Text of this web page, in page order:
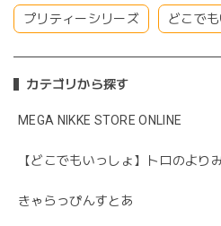
プリティーシリーズ どこで
カテゴリから探す
MEGA NIKKE STORE ONLINE
【どこでもいっしょ】トロのより
きゃらっぴんすとあ